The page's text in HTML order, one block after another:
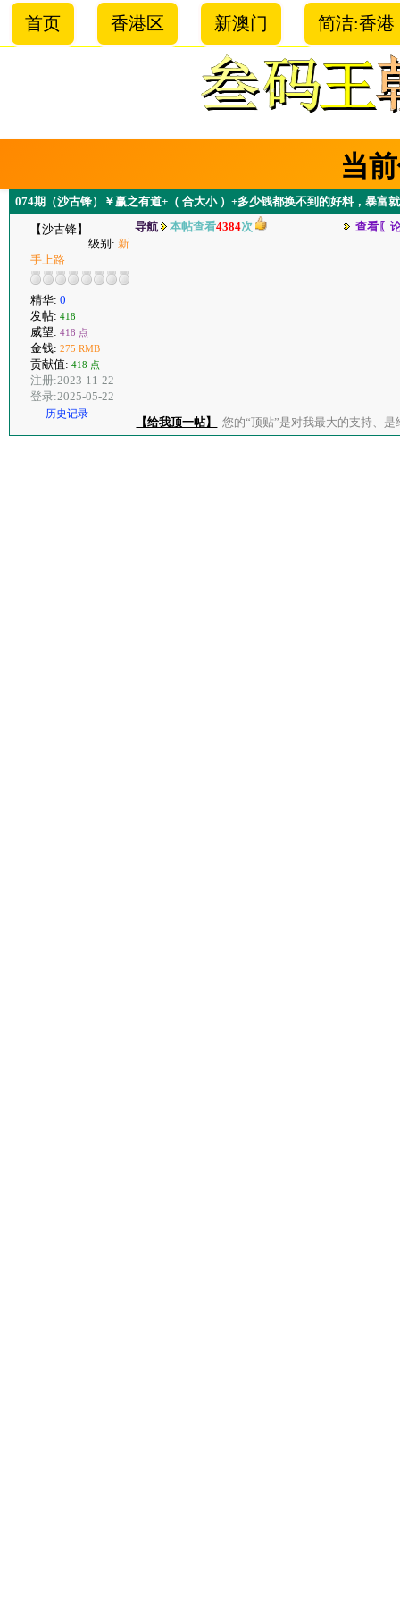
首页 香港区 新澳门 简洁:香港
当
074期（沙古锋）￥赢之有道+（ 合大小 ）+多少钱都换不到的好料，暴富
【沙古锋】
级别: 新
手上路
精华: 0
发帖: 418
威望: 418 点
金钱: 275 RMB
贡献值: 418 点
注册:2023-11-22
登录:2025-05-22
历史记录
导航 本帖查看4384次 查看〖
【给我顶一帖】 您的“顶贴”是对我最大的支持、